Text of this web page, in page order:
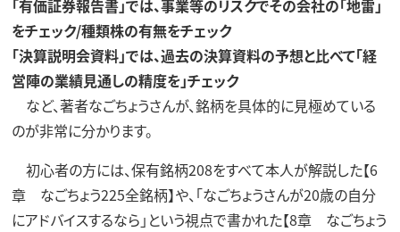
「有価証券報告書」では、事業等のリスクでその会社の「地雷」
をチェック/種類株の有無をチェック
「決算説明会資料」では、過去の決算資料の予想と比べて「経
営陣の業績見通しの精度を」チェック
など、著者なごちょうさんが、銘柄を具体的に見極めている
のが非常に分かります。
初心者の方には、保有銘柄208をすべて本人が解説した【6
章 なごちょう225全銘柄】や、「なごちょうさんが20歳の自分
にアドバイスするなら」という視点で書かれた【8章 なごちょう